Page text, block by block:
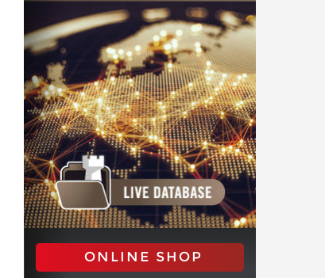
ONLINE SHOP